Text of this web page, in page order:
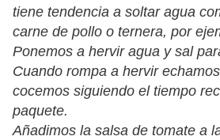
tiene tendencia a soltar agua
carne de pollo o ternera, por
Ponemos a hervir agua y sal
Cuando rompa a hervir
cocemos siguiendo el tiempo
paquete.
Añadimos la salsa de tomate a